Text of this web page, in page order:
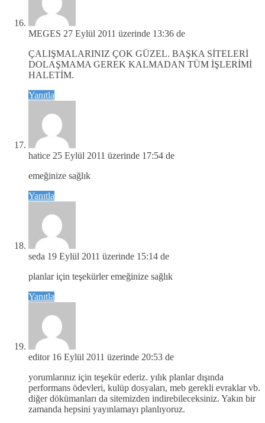
MEGES 27 Eylül 2011 üzerinde 13:36 de
ÇALIŞMALARINIZ ÇOK GÜZEL. BAŞKA SİTELERİ
DOLAŞMAMA GEREK KALMADAN TÜM İŞLERİMİ
HALETİM.
Yanıtla
hatice 25 Eylül 2011 üzerinde 17:54 de
emeğinize sağlık
Yanıtla
seda 19 Eylül 2011 üzerinde 15:14 de
planlar için teşekürler emeğinize sağlık
Yanıtla
editor 16 Eylül 2011 üzerinde 20:53 de
yorumlarınız için teşekür ederiz. yılık planlar dışında
performans ödevleri, kulüp dosyaları, meb gerekli evraklar vb.
diğer dökümanları da sitemizden indirebileceksiniz. Yakın bir
zamanda hepsini yayınlamayı planlıyoruz.